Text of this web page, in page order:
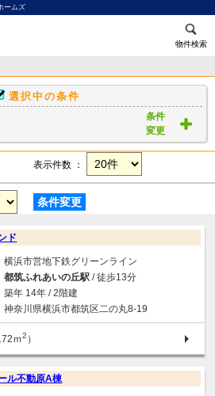
ームズ
物件検索
選択中の条件
条件
変更
表示件数 ：
条件変更
ド
横浜市営地下鉄グリーンライン
都筑ふれあいの丘駅/ 徒歩13分
築年 14年 / 2階建
神奈川県横浜市都筑区二の丸8-19
ｍ2 ）
ル不動原A棟